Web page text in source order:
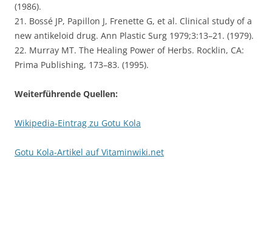
(1986).
21. Bossé JP, Papillon J, Frenette G, et al. Clinical study of a
new antikeloid drug. Ann Plastic Surg 1979;3:13–21. (1979).
22. Murray MT. The Healing Power of Herbs. Rocklin, CA:
Prima Publishing, 173–83. (1995).
Weiterführende Quellen:
Wikipedia-Eintrag zu Gotu Kola
Gotu Kola-Artikel auf Vitaminwiki.net